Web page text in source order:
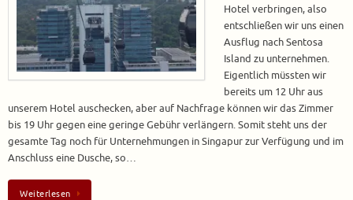
Hotel verbringen, also
entschließen wir uns einen
Ausflug nach Sentosa
Island zu unternehmen.
Eigentlich müssten wir
bereits um 12 Uhr aus
unserem Hotel auschecken, aber auf Nachfrage können wir das Zimmer
bis 19 Uhr gegen eine geringe Gebühr verlängern. Somit steht uns der
gesamte Tag noch für Unternehmungen in Singapur zur Verfügung und im
Anschluss eine Dusche, so…
Weiterlesen